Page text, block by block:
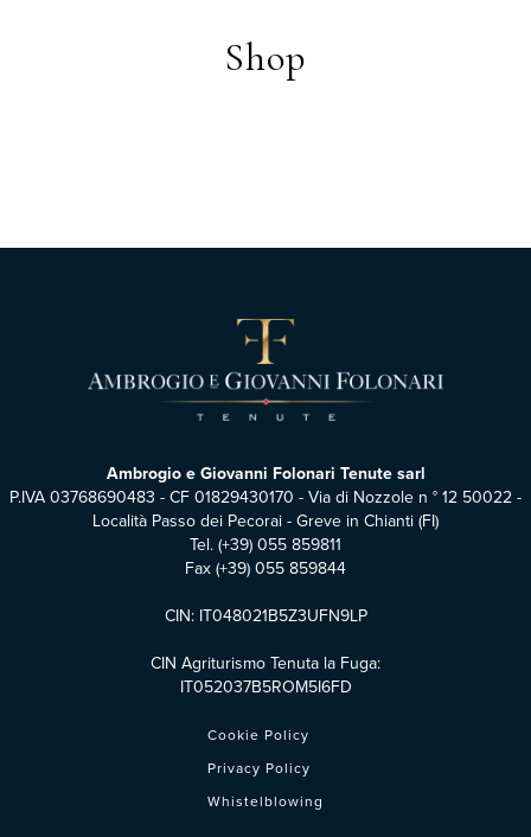
Shop
Cookie Policy
Privacy Policy
Whistelblowing
Ambrogio e Giovanni Folonari Tenute sarl
P.IVA 03768690483 - CF 01829430170 - Via di Nozzole n ° 12 50022 -
Località Passo dei Pecorai - Greve in Chianti (FI)
Tel.(+39) 055 859811
Fax (+39) 055 859844
CIN: IT048021B5Z3UFN9LP
CIN Agriturismo Tenuta la Fuga:
IT052037B5ROM5I6FD